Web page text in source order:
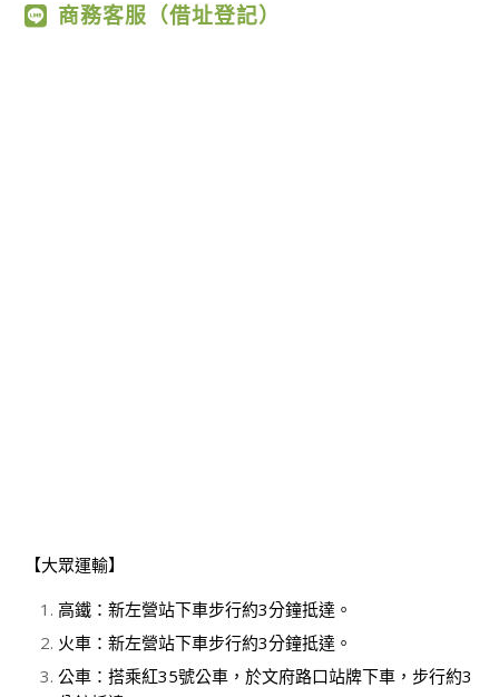
商務客服（借址登記）
【大眾運輸】
高鐵：新左營站下車步行約3分鐘抵達。
火車：新左營站下車步行約3分鐘抵達。
公車：搭乘紅35號公車，於文府路口站牌下車，步行約3